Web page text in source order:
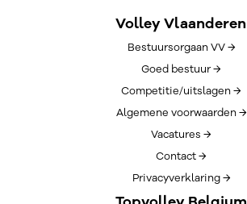
Volley Vlaanderen
Bestuursorgaan VV →
Goed bestuur →
Competitie/uitslagen →
Algemene voorwaarden →
Vacatures →
Contact →
Privacyverklaring →